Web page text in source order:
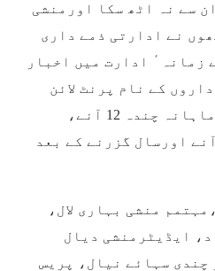
سے نہ اٹھ سکا اورمنشی
نے ادارتی ذمے داری
زمانہ ٔ ادارت میں اخبار
کے نام پرنٹ لائن
میں شائع ہوتے تھے۔5 ماہانہ چندہ 12 آنے،
سالانہ پیشگی 7 روپے 8آنے اورسال گزرنے کے بعد
منشی بہاری لال،
ایڈیٹرمنشی دیال
چندی سہائے نیال، پریس